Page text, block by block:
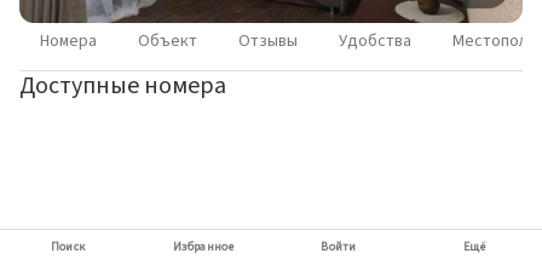
Номера Объект Отзывы Удобства
Доступные номера
Поиск Избранное Войти Ещё